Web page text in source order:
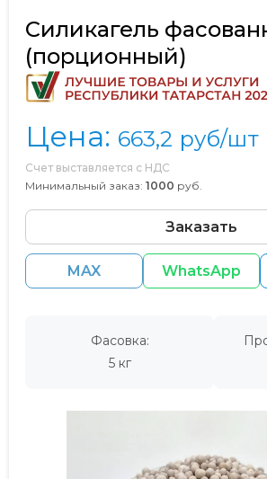
Силикагель
(порционный)
Цена: 663,2 руб/шт
Счет выставляется с НДС
Минимальный заказ: 1000 руб.
Заказать
MAX WhatsApp
Фасовка:
5 кг